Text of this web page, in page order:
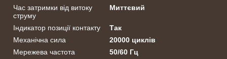
Час затримки від витоку
струму
Миттєвий
Індикатор позиції контакту
Так
Механічна сила
20000 циклів
Мережева частота
50/60 Гц